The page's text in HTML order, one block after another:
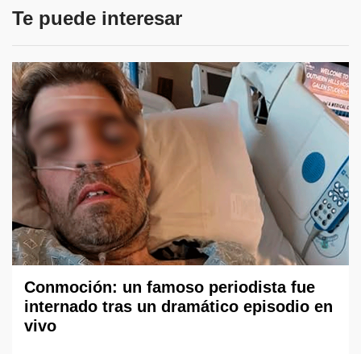
Te puede interesar
Conmoción: un famoso periodista fue
internado tras un dramático episodio en
vivo